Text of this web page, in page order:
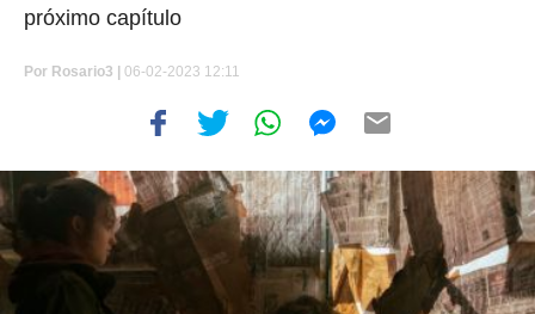
próximo capítulo
Por Rosario3 | 06-02-2023 12:11